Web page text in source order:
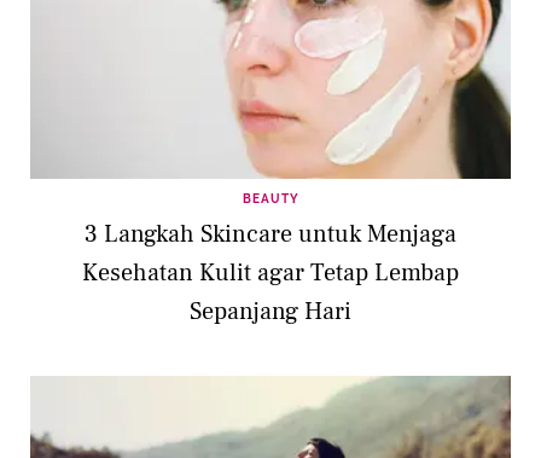
BEAUTY
3 Langkah Skincare untuk Menjaga
Kesehatan Kulit agar Tetap Lembap
Sepanjang Hari